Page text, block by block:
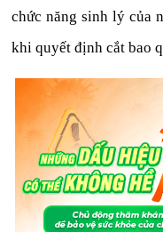
chức năng sinh lý của
khi quyết định cắt bao